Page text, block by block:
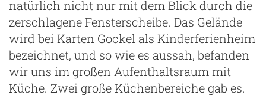
natürlich nicht nur mit dem Blick durch die
zerschlagene Fensterscheibe. Das Gelände
wird bei Karten Gockel als Kinderferienheim
bezeichnet, und so wie es aussah, befanden
wir uns im großen Aufenthaltsraum mit
Küche. Zwei große Küchenbereiche gab es.